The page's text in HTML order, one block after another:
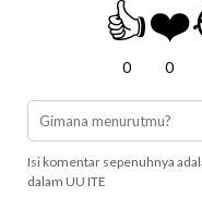
👍
0
❤️
0
Isi komentar sepenuhnya
dalam UU ITE